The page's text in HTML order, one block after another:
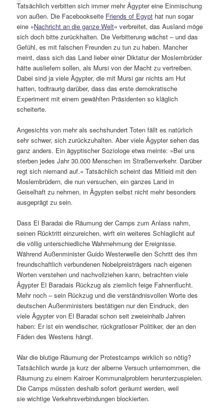
Tatsächlich verbitten sich immer mehr Ägypter eine Einmischung
von außen. Die Facebookseite Friends of Egypt hat nun sogar
eine »Nachricht an die ganze Welt« verbreitet, das Ausland möge
sich doch bitte zurückhalten. Die Verbitterung wächst – und das
Gefühl, es mit falschen Freunden zu tun zu haben. Mancher
meint, dass sich das Land lieber einer Diktatur der Moslembrüder
hätte ausliefern sollen, als Mursi von der Macht zu vertreiben.
Dabei sind ja viele Ägypter, die mit Mursi gar nichts am Hut
hatten, todtraurig darüber, dass das erste demokratische
Experiment mit einem gewählten Präsidenten so kläglich
scheiterte.
Angesichts von mehr als sechshundert Toten fällt es natürlich
sehr schwer, sich zurückzuhalten. Aber viele Ägypter sehen das
ganz anders. Ein ägyptischer Soziologe etwa meinte: »Bei uns
sterben jedes Jahr 30.000 Menschen im Straßenverkehr. Darüber
regt sich niemand auf.« Tatsächlich scheint das Mitleid mit den
Moslembrüdern, die nun versuchen, ein ganzes Land in
Geiselhaft zu nehmen, in Ägypten selbst nicht mehr besonders
ausgeprägt zu sein.
Dass El Baradai die Räumung der Camps zum Anlass nahm,
seinen Rücktritt einzureichen, wirft ein weiteres Schlaglicht auf
die völlig unterschiedliche Wahrnehmung der Ereignisse.
Während Außenminister Guido Westerwelle den Schritt des ihm
freundschaftlich verbundenen Nobelpreisträgers nach eigenen
Worten verstehen und nachvollziehen kann, betrachten viele
Ägypter El Baradais Rückzug als ziemlich feige Fahnenflucht.
Mehr noch – sein Rückzug und die verständnisvollen Worte des
deutschen Außenministers bestätigen nur den Eindruck, den
viele Ägypter von El Baradai schon seit zweieinhalb Jahren
haben: Er ist ein wendischer, rückgratloser Politiker, der an den
Fäden des Westens hängt.
War die blutige Räumung der Protestcamps wirklich so nötig?
Tatsächlich wurde ja kurz der alberne Versuch unternommen, die
Räumung zu einem Kairoer Kommunalproblem herunterzuspielen.
Die Camps müssten deshalb sofort geräumt werden, weil
sie wichtige Verkehrsverbindungen blockierten.